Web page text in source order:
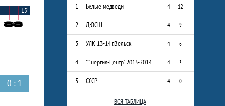
15'
0 : 1
1 Белые медведи 4 12
2 ДЮСШ 4 9
3 УЛК 13-14 г.Вельск 4 6
4 "Энергия-Центр" 2013-2014 г.р. 4 3
5 СССР 4 0
ВСЯ ТАБЛИЦА